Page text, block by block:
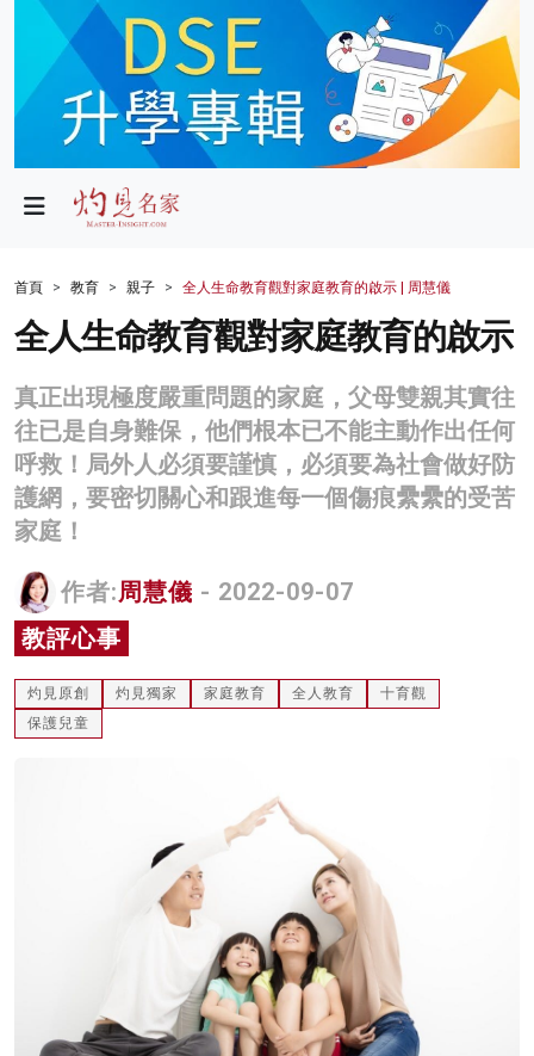
政局
財經
生活
商業
科技
影片
名家榜
灼見活動
首頁 教育 親子 全人生命教育觀對家庭教育的啟示 | 周慧儀
全人生命教育觀對家庭教育的啟示
真正出現極度嚴重問題的家庭，父母雙親其實往
往已是自身難保，他們根本已不能主動作出任何
呼救！局外人必須要謹慎，必須要為社會做好防
護網，要密切關心和跟進每一個傷痕纍纍的受苦
家庭！
作者:周慧儀 - 2022-09-07
教評心事
灼見原創 灼見獨家 家庭教育 全人教育
十育觀
保護兒童